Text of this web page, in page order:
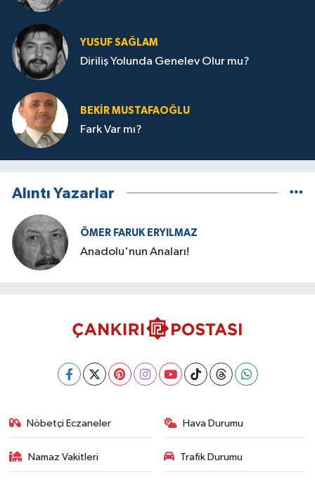
YUSUF SAĞLAM
Diriliş Yolunda Genelev Olur mu?
BEKIR MUSTAFAOĞLU
Fark Var mı?
Alıntı Yazarlar
ÖMER FARUK ERYILMAZ
Anadolu'nun Anaları!
Nöbetçi Eczaneler Hava Durumu
Namaz Vakitleri Trafik Durumu